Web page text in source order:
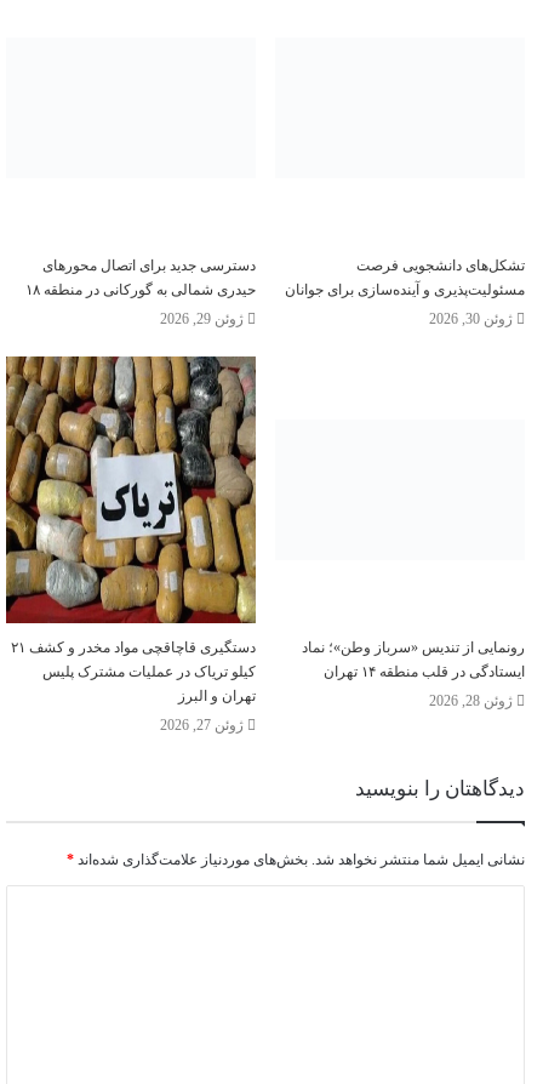
تشکل‌های دانشجویی فرصت
مسئولیت‌پذیری و آینده‌سازی برای جوانان
ژوئن 30, 2026
دسترسی جدید برای اتصال محور‌های
حیدری شمالی به گورکانی در منطقه ۱۸
ژوئن 29, 2026
رونمایی از تندیس «سرباز وطن»؛ نماد
ایستادگی در قلب منطقه ۱۴ تهران
ژوئن 28, 2026
دستگیری قاچاقچی مواد مخدر و کشف ۲۱
کیلو تریاک در عملیات مشترک پلیس
تهران و البرز
ژوئن 27, 2026
دیدگاهتان را بنویسید
نشانی ایمیل شما منتشر نخواهد شد. بخش‌های موردنیاز علامت‌گذاری شده‌اند *